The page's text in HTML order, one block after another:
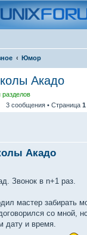
Юмор
Акадо
3 сообщения • Страница 1
Акадо
Звонок в n+1 раз.
мастер забирать
со мной,
дату и время.